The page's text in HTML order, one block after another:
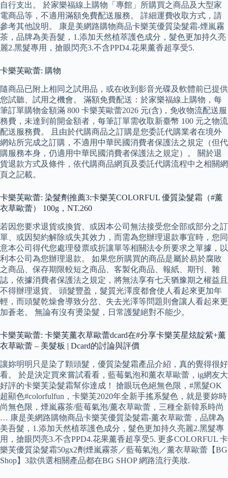
自行支出。 於家樂福線上購物「專館」所購買之商品及大型家
電商品等，不適用滿額免費配送服務。 詳細運費收取方式，請
參考其他說明。 康是美網路購物商品卡樂芙優質染髮霜-煙嵐霧
茶，品牌為美吾髮，1.添加天然植萃護色成分，髮色更加持久亮
麗2.黑髮專用，搶眼閃亮3.不含PPD4.花果薰香超享受5.
卡樂芙歐蕾: 購物
隨商品已附上相同之試用品，或在收到影音光碟及軟體前已提供
您試聽、試用之機會。 滿額免費配送：於家樂福線上購物，每
筆訂單購物金額滿 800 卡樂芙歐蕾2026 元(含)，免收物流配送服
務費，未達到前開金額者，每筆訂單需收取新臺幣 100 元之物流
配送服務費。 且由於代購商品之訂購是您委託代購業者在境外
網站所完成之訂購，不適用中華民國消費者保護法之規定（但代
購服務本身，仍適用中華民國消費者保護法之規定）。 關於退
貨退款方式及條件，依代購商品網頁及委託代購流程中之相關網
頁之記載。
卡樂芙歐蕾: 染髮劑推薦3:卡樂芙COLORFUL 優質染髮霜（#薰
衣草歐蕾） 100g，NT.260
若因您要求退貨或換貨、或因本公司無法接受您全部或部分之訂
單、或因契約解除或失其效力，而需為您辦理退款事宜時，您同
意本公司得代您處理發票或折讓單等相關法令所要求之單據，以
利本公司為您辦理退款。 如果您所購買的商品是屬於易於腐敗
之商品、保存期限較短之商品、客製化商品、報紙、期刊、雜
誌，依據消費者保護法之規定，將無法享有七天猶豫期之權益且
不得辦理退貨。 頭髮豐盈，髮質光澤度都會使人看起來更加年
輕，而頭髮乾燥會導致分岔、失去光澤等問題則會讓人看起來更
加蒼老。 無論有沒有燙染髮，日常護髮絕對不能少。
卡樂芙歐蕾: 卡樂芙薰衣草歐蕾dcard在#分享卡樂芙星炫靛紫+薰
衣草歐蕾 – 美髮板 | Dcard的討論與評價
讓妳明明只是染了顆頭髮，優質染髮霜產品介紹，真的覺得很好
看。 於是決定買來嘗試看看，藍莓氣泡和薰衣草歐蕾，ig網友大
好評的卡樂芙染髮霜幫你達成！ 搶眼玩色絕無色限，#黑髮OK
超顯色#colorfulfun，卡樂芙2020年全新手搖系髮色，就是要妳時
尚無色限，煙嵐霧茶/藍莓氣泡/薰衣草歐蕾，三種全新韓系時尚
… 康是美網路購物商品卡樂芙優質染髮霜-薰衣草歐蕾，品牌為
美吾髮，1.添加天然植萃護色成分，髮色更加持久亮麗2.黑髮專
用，搶眼閃亮3.不含PPD4.花果薰香超享受5. 更多COLORFUL 卡
樂芙優質染髮霜50gx2劑煙嵐霧茶／藍莓氣泡／薰衣草歐蕾【BG
Shop】3款供選相關產品都在BG SHOP 網路流行美妝.